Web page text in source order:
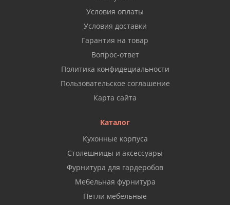
Условия оплаты
Условия доставки
Гарантия на товар
Вопрос-ответ
Политика конфидециальности
Пользовательское соглашение
Карта сайта
Каталог
Кухонные корпуса
Столешницы и аксессуары
Фурнитура для гардеробов
Мебельная фурнитура
Петли мебельные